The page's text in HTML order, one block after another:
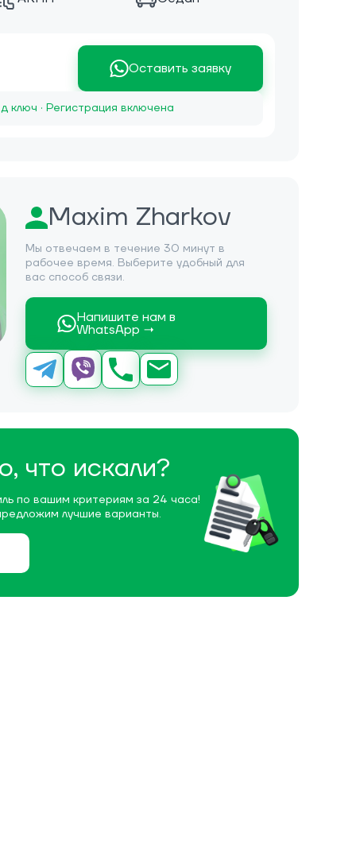
Оставить заявку
ключ · Регистрация включена
Maxim Zharkov
Мы отвечаем в течение 30 минут в
рабочее время. Выберите удобный для
вас способ связи.
Напишите нам в
WhatsApp →
что искали?
по вашим критериям за 24 часа!
лучшие варианты.